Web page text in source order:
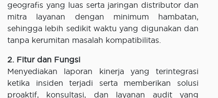
geografis yang luas serta jaringan distributor dan
mitra layanan dengan minimum hambatan,
sehingga lebih sedikit waktu yang digunakan dan
tanpa kerumitan masalah kompatibilitas.
2. Fitur dan Fungsi
Menyediakan laporan kinerja yang terintegrasi
ketika insiden terjadi serta memberikan solusi
proaktif, konsultasi, dan layanan audit yang